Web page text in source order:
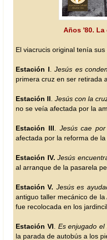
Años '80. La
El viacrucis original tenía
Estación I .Jesús es
primera cruz en ser retirada
Estación II .Jesús con la
no se veía afectada por la
Estación III Jesús cae
afectada por la reforma de la
Estación IV. Jesús
al arranque de la pasarela
Estación V. Jesús es
antiguo taller mecánico de
fue recolocada en los
Estación VI Es enjugado
la parada de autobús a los